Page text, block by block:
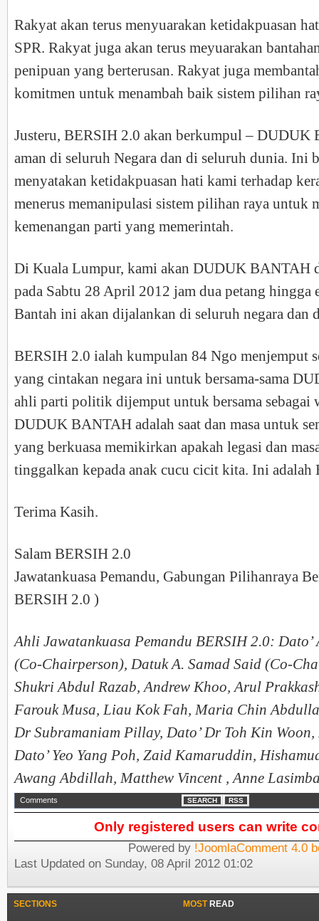
Rakyat akan terus menyuarakan ketidakpuasan
SPR. Rakyat juga akan terus meyuarakan
penipuan yang berterusan. Rakyat juga
komitmen untuk menambah baik sistem pilihan
Justeru, BERSIH 2.0 akan berkumpul – DUDUK
aman di seluruh Negara dan di seluruh dunia. Ini
menyatakan ketidakpuasan hati kami terhadap
menerus memanipulasi sistem pilihan raya untuk
kemenangan parti yang memerintah.
Di Kuala Lumpur, kami akan DUDUK BANTAH
pada Sabtu 28 April 2012 jam dua petang hingga
Bantah ini akan dijalankan di seluruh negara dan
BERSIH 2.0 ialah kumpulan 84 Ngo menjemput
yang cintakan negara ini untuk bersama-sama
ahli parti politik dijemput untuk bersama sebagai
DUDUK BANTAH adalah saat dan masa untuk
yang berkuasa memikirkan apakah legasi dan
tinggalkan kepada anak cucu cicit kita. Ini adalah
Terima Kasih.
Salam BERSIH 2.0
Jawatankuasa Pemandu, Gabungan Pilihanraya
BERSIH 2.0 )
Ahli Jawatankuasa Pemandu BERSIH 2.0: Dato’
(Co-Chairperson), Datuk A. Samad Said (Co-
Shukri Abdul Razab, Andrew Khoo, Arul
Farouk Musa, Liau Kok Fah, Maria Chin
Dr Subramaniam Pillay, Dato’ Dr Toh Kin
Dato’ Yeo Yang Poh, Zaid Kamaruddin,
Awang Abdillah, Matthew Vincent , Anne
Comments SEARCH RSS
Only registered users can write
Powered by !JoomlaComment 4.0
Last Updated on Sunday, 08 April 2012 01:02
SECTIONS MOSTREAD